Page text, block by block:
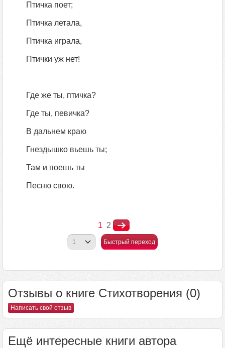
Птичка поет;
Птичка летала,
Птичка играла,
Птички уж нет!
Где же ты, птичка?
Где ты, певичка?
В дальнем краю
Гнездышко вьешь ты;
Там и поешь ты
Песню свою.
1 2
Быстрый переход
Отзывы о книге Стихотворения (0)
Написать свой отзыв
Ещё интересные книги автора